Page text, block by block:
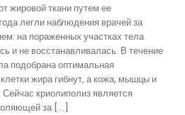
жировой ткани путем ее
легли наблюдения врачей за
на пораженных участках тела
и не восстанавливалась. В течение
подобрана оптимальная
жира гибнут, а кожа, мышцы и
криолиполиз является
за […]